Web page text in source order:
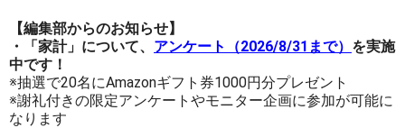
【編集部からのお知らせ】
・「家計」について、 アンケート（2026/8/31まで） を実施
中です！
※抽選で20名にAmazonギフト券1000円分プレゼント
※謝礼付きの限定アンケートやモニター企画に参加が可能に
なります